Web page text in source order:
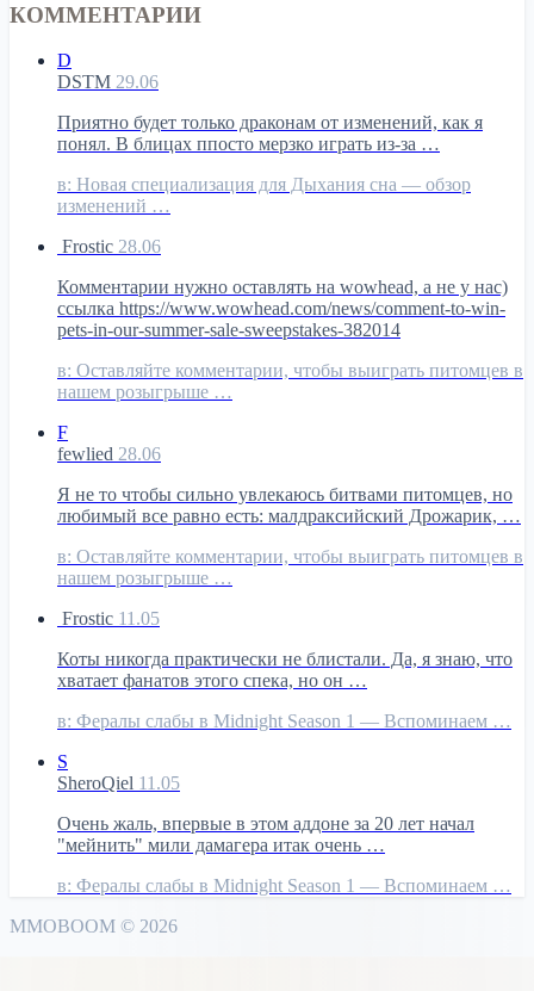
КОММЕНТАРИИ
D
DSTM 29.06
Приятно будет только драконам от изменений, как я
понял. В блицах ппосто мерзко играть из-за …
в: Новая специализация для Дыхания сна — обзор
изменений …
Frostic 28.06
Комментарии нужно оставлять на wowhead, а не у нас)
ссылка https://www.wowhead.com/news/comment-to-win-
pets-in-our-summer-sale-sweepstakes-382014
в: Оставляйте комментарии, чтобы выиграть питомцев в
нашем розыгрыше …
F
fewlied 28.06
Я не то чтобы сильно увлекаюсь битвами питомцев, но
любимый все равно есть: малдраксийский Дрожарик, …
в: Оставляйте комментарии, чтобы выиграть питомцев в
нашем розыгрыше …
Frostic 11.05
Коты никогда практически не блистали. Да, я знаю, что
хватает фанатов этого спека, но он …
в: Фералы слабы в Midnight Season 1 — Вспоминаем …
S
SheroQiel 11.05
Очень жаль, впервые в этом аддоне за 20 лет начал
"мейнить" мили дамагера итак очень …
в: Фералы слабы в Midnight Season 1 — Вспоминаем …
MMOBOOM © 2026